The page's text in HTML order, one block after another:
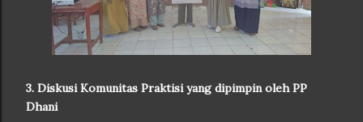
3. Diskusi Komunitas Praktisi yang dipimpin oleh PP
Dhani